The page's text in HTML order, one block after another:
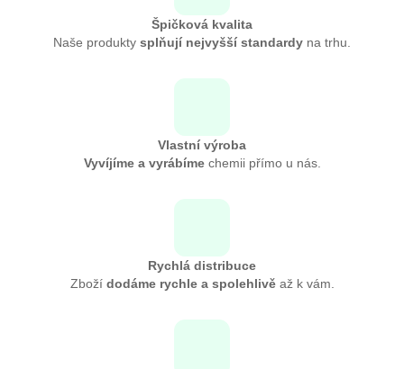
Špičková kvalita
Naše produkty splňují nejvyšší standardy na trhu.
Vlastní výroba
Vyvíjíme a vyrábímechemii přímo u nás.
Rychlá distribuce
Zboží dodáme rychle a spolehlivěaž k vám.